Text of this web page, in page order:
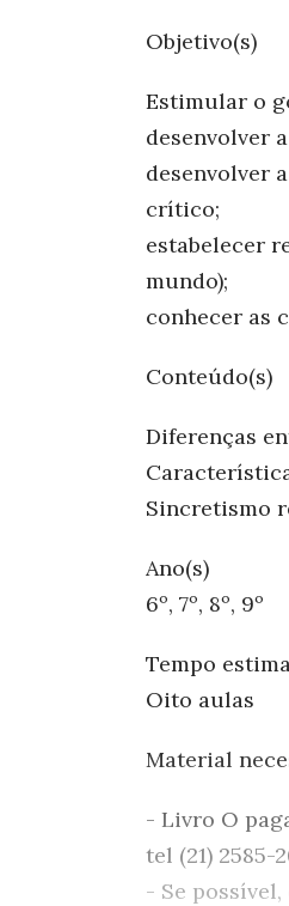
Objetivo(s)
Estimular o
desenvolver
desenvolver
crítico;
estabelecer
mundo);
conhecer as
Conteúdo(s)
Diferenças
Sincretismo
Ano(s)
6º, 7º, 8º, 9º
Tempo
Oito aulas
Material
- Livro O
tel (21) 2585-
- Se